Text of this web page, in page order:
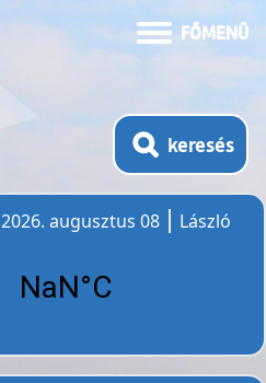
FŐMENÜ
keresés
2026. augusztus 08
László